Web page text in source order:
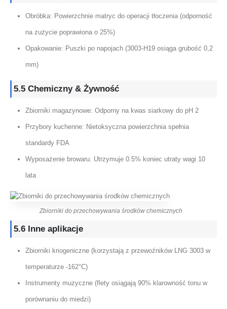
Obróbka: Powierzchnie matryc do operacji tłoczenia (odporność
na zużycie poprawiona o 25%)
Opakowanie: Puszki po napojach (3003-H19 osiąga grubość 0,2
mm)
5.5 Chemiczny & Żywność
Zbiorniki magazynowe: Odporny na kwas siarkowy do pH 2
Przybory kuchenne: Nietoksyczna powierzchnia spełnia
standardy FDA
Wyposażenie browaru: Utrzymuje 0.5% koniec utraty wagi 10
lata
Zbiorniki do przechowywania środków chemicznych
5.6 Inne aplikacje
Zbiorniki kriogeniczne (korzystają z przewoźników LNG 3003 w
temperaturze -162°C)
Instrumenty muzyczne (flety osiągają 90% klarowność tonu w
porównaniu do miedzi)